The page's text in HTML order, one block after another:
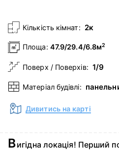
Кількість кімнат: 2к
Площа: 47.9/29.4/6.8м2
Поверх / Поверхів: 1/9
Матеріал будівлі:
Дивитись на карті
Вигідна локація! Перший